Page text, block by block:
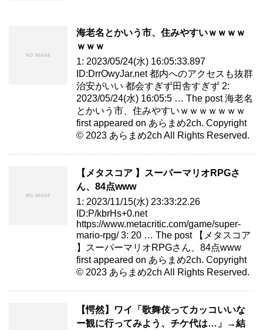
海老名とかいう市、住みやすいｗｗｗｗ
ｗｗｗ
1: 2023/05/24(水) 16:05:33.897
ID:DrrOwyJar.net 都内へのアクセスも抜群
治安がいい 都会すぎず田舎すぎず 2:
2023/05/24(水) 16:05:5 … The post 海老名
とかいう市、住みやすいｗｗｗｗｗｗｗ
first appeared on あらまめ2ch. Copyright
© 2023 あらまめ2ch All Rights Reserved.
【メタスコア 】スーパーマリオRPGさ
ん、84点www
1: 2023/11/15(水) 23:33:22.26
ID:P/kbrHs+0.net
https://www.metacritic.com/game/super-
mario-rpg/ 3: 20 … The post 【メタスコア
】スーパーマリオRPGさん、84点www
first appeared on あらまめ2ch. Copyright
© 2023 あらまめ2ch All Rights Reserved.
【愕然】ワイ「歌舞伎ってカッコいいな
ー観に行ってみよう、チケ代は…」→結